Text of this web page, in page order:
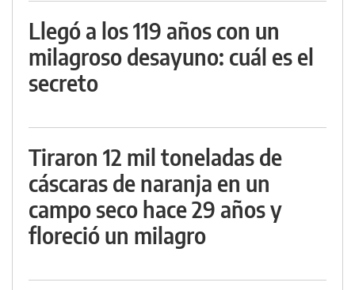
Llegó a los 119 años con un
milagroso desayuno: cuál es el
secreto
Tiraron 12 mil toneladas de
cáscaras de naranja en un
campo seco hace 29 años y
floreció un milagro